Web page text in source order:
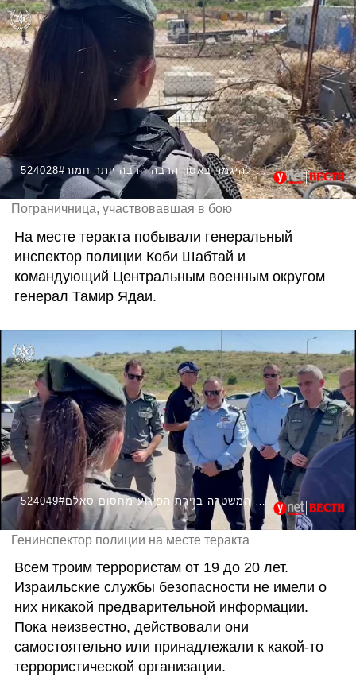
524028#הלוחמת שנטרלה את המחבלים: "יכל להיגמר באסון הרבה הרבה יותר חמור"
Пограничница, участвовавшая в бою
На месте теракта побывали генеральный
инспектор полиции Коби Шабтай и
командующий Центральным военным округом
генерал Тамир Ядаи.
524049#מפכ"ל המשטרה בזירת הפיגוע מחסום סאלם
Генинспектор полиции на месте теракта
Всем троим террористам от 19 до 20 лет.
Израильские службы безопасности не имели о
них никакой предварительной информации.
Пока неизвестно, действовали они
самостоятельно или принадлежали к какой-то
террористической организации.